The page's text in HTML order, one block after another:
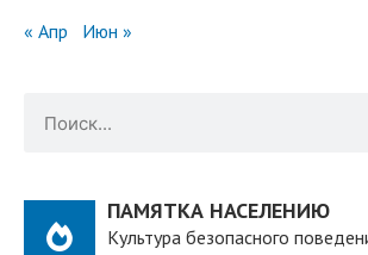
« Апр Июн »
ПАМЯТКА НАСЕЛЕНИЮ
Культура безопасного